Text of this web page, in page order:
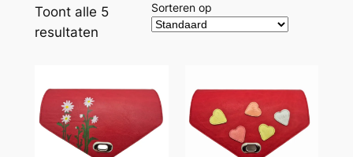
Toont alle 5
resultaten
Sorteren op